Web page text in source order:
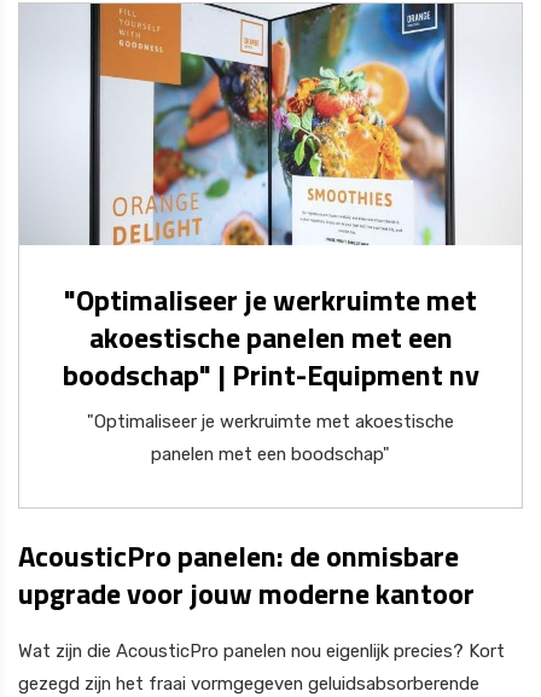
"Optimaliseer je werkruimte met
akoestische panelen met een
boodschap" | Print-Equipment nv
"Optimaliseer je werkruimte met akoestische
panelen met een boodschap"
AcousticPro panelen: de onmisbare
upgrade voor jouw moderne kantoor
Wat zijn die AcousticPro panelen nou eigenlijk precies? Kort
gezegd zijn het fraai vormgegeven geluidsabsorberende